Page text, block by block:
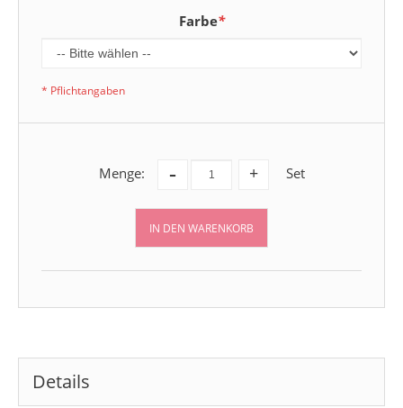
*
Farbe
* Pflichtangaben
Menge: +
- Set
IN DEN WARENKORB
Details